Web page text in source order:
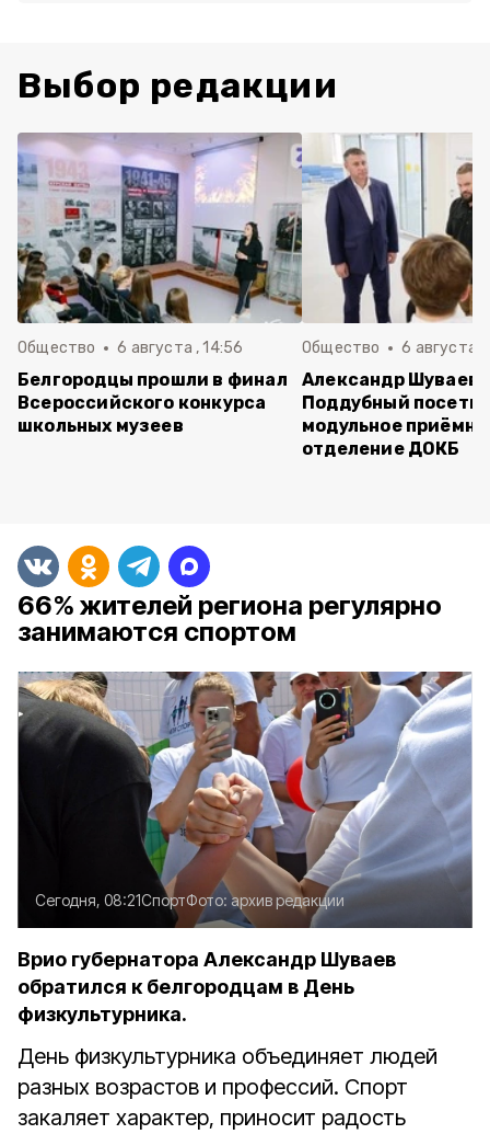
Выбор редакции
Общество 6 августа , 14:56
Белгородцы прошли в финал
Всероссийского конкурса
школьных музеев
Общество 6 августа ,
Александр Шуваев
Поддубный
модульное
отделение ДОКБ
66% жителей региона регулярно
занимаются спортом
Сегодня, 08:21СпортФото:архив редакции
Врио губернатора Александр Шуваев
обратился к белгородцам в День
физкультурника.
День физкультурника объединяет людей
разных возрастов и профессий. Спорт
закаляет характер, приносит радость